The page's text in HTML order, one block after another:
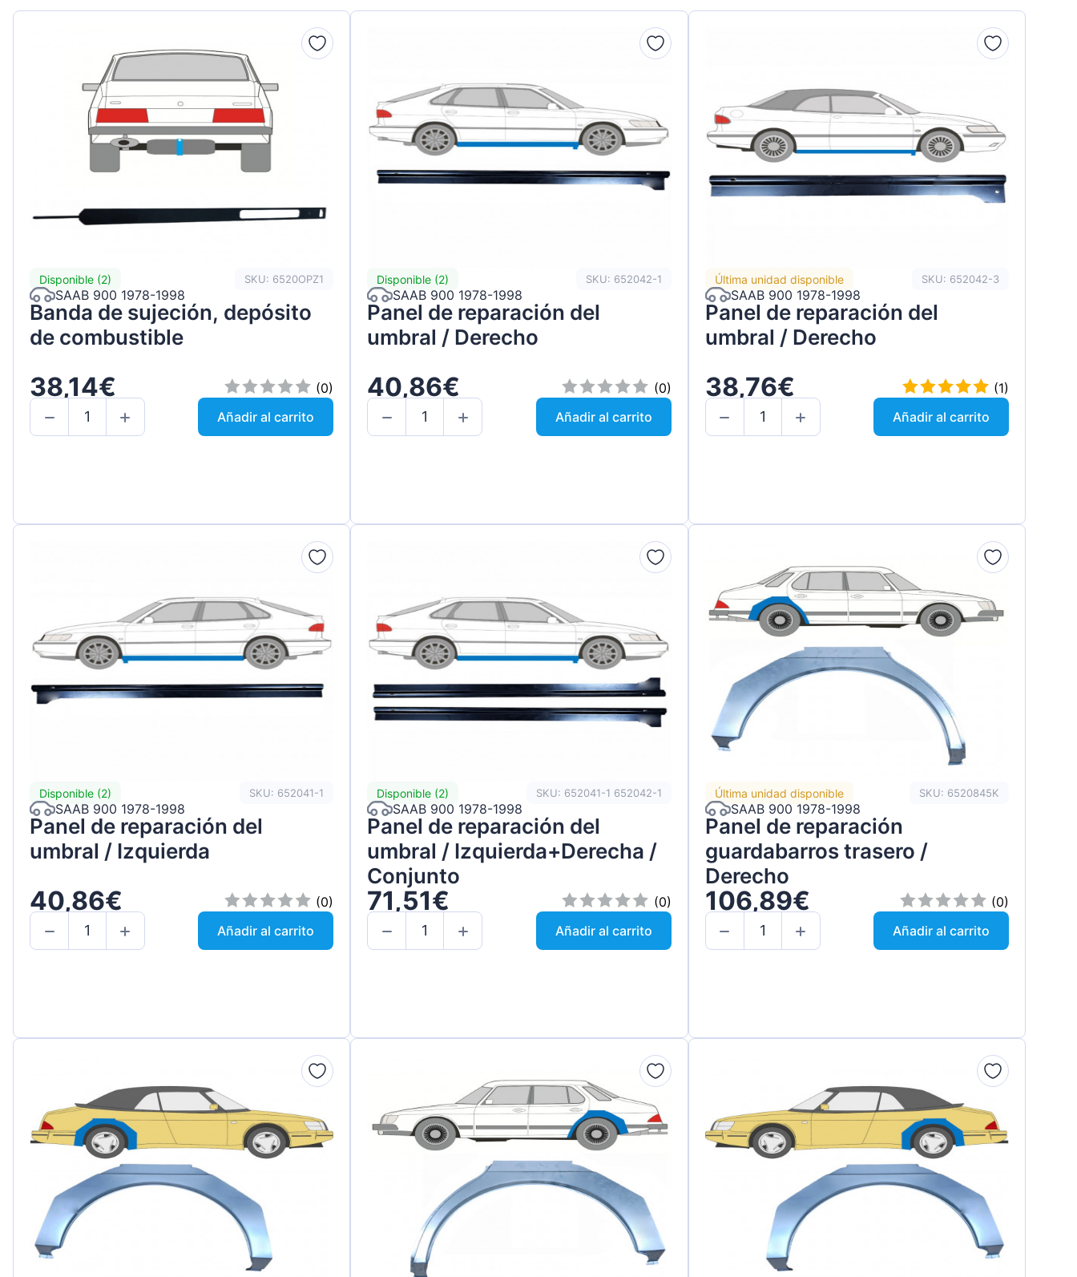
Peugeot
Renault
Toyota
Disponible (2) SKU: 6520OPZ1
SAAB 900 1978-1998
Banda de sujeción, depósito
de combustible
38,14€
(0)
Añadir al carrito
Disponible (2) SKU: 652042-1
SAAB 900 1978-1998
Panel de reparación del
umbral / Derecho
40,86€
(0)
Añadir al carrito
Última unidad disponible SKU: 652042-3
SAAB 900 1978-1998
Panel de reparación del
umbral / Derecho
38,76€
(1)
Añadir al carrito
Disponible (2) SKU: 652041-1
SAAB 900 1978-1998
Panel de reparación del
umbral / Izquierda
40,86€
(0)
Añadir al carrito
Disponible (2) SKU: 652041-1 652042-1
SAAB 900 1978-1998
Panel de reparación del
umbral / Izquierda+Derecha /
Conjunto
71,51€
(0)
Añadir al carrito
Última unidad disponible SKU: 6520845K
SAAB 900 1978-1998
Panel de reparación
guardabarros trasero /
Derecho
106,89€
(0)
Añadir al carrito